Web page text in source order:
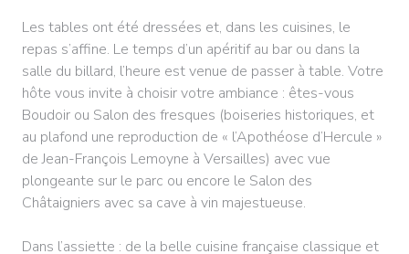
Les tables ont été dressées et, dans les cuisines, le
repas s’affine. Le temps d’un apéritif au bar ou dans la
salle du billard, l’heure est venue de passer à table. Votre
hôte vous invite à choisir votre ambiance : êtes-vous
Boudoir ou Salon des fresques (boiseries historiques, et
au plafond une reproduction de « l’Apothéose d’Hercule »
de Jean-François Lemoyne à Versailles) avec vue
plongeante sur le parc ou encore le Salon des
Châtaigniers avec sa cave à vin majestueuse.
Dans l’assiette : de la belle cuisine française classique et